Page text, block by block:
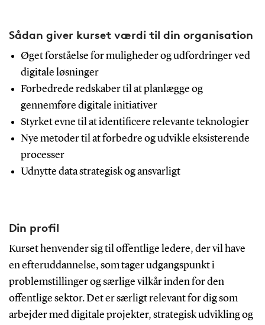
Sådan giver kurset værdi til din organisation
Øget forståelse for muligheder og udfordringer ved
digitale løsninger
Forbedrede redskaber til at planlægge og
gennemføre digitale initiativer
Styrket evne til at identificere relevante teknologier
Nye metoder til at forbedre og udvikle eksisterende
processer
Udnytte data strategisk og ansvarligt
Din profil
Kurset henvender sig til offentlige ledere, der vil have
en efteruddannelse, som tager udgangspunkt i
problemstillinger og særlige vilkår inden for den
offentlige sektor. Det er særligt relevant for dig som
arbejder med digitale projekter, strategisk udvikling og